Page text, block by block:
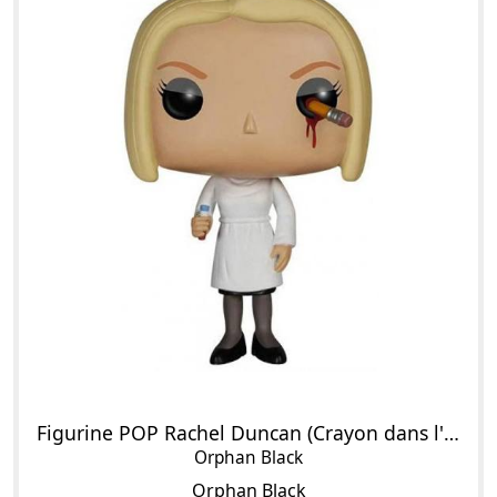
Figurine POP Rachel Duncan (Crayon dans l'Oeil)
Orphan Black
Orphan Black